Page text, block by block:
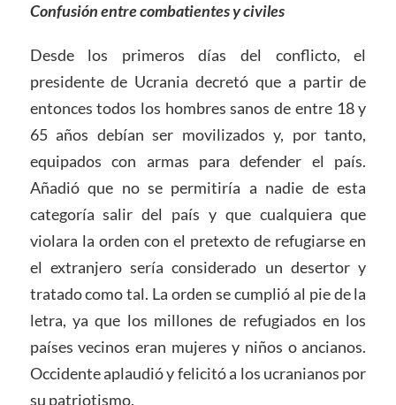
Confusión entre combatientes y civiles
Desde los primeros días del conflicto, el
presidente de Ucrania decretó que a partir de
entonces todos los hombres sanos de entre 18 y
65 años debían ser movilizados y, por tanto,
equipados con armas para defender el país.
Añadió que no se permitiría a nadie de esta
categoría salir del país y que cualquiera que
violara la orden con el pretexto de refugiarse en
el extranjero sería considerado un desertor y
tratado como tal. La orden se cumplió al pie de la
letra, ya que los millones de refugiados en los
países vecinos eran mujeres y niños o ancianos.
Occidente aplaudió y felicitó a los ucranianos por
su patriotismo.